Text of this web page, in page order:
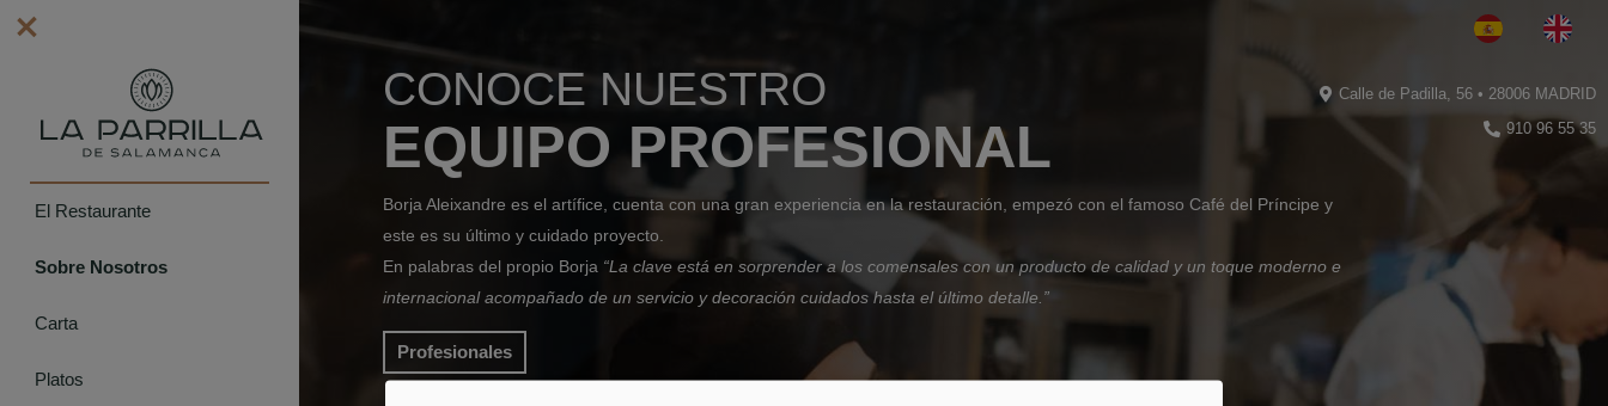
Calle de Padilla, 56 • 28006 MADRID
910 96 55 35
El Restaurante
Sobre Nosotros
Carta
Platos
CONOCE NUESTRO
EQUIPO PROFESIONAL
Borja Aleixandre es el artífice, cuenta con una gran experiencia en la restauración, empezó con el famoso Café del Príncipe y
este es su último y cuidado proyecto
En palabras del propio Borja “La clave está en sorprender a los comensales con un producto de calidad y un toque moderno e
internacional acompañado de un servicio y decoración cuidados hasta el último detalle.”
Profesionales